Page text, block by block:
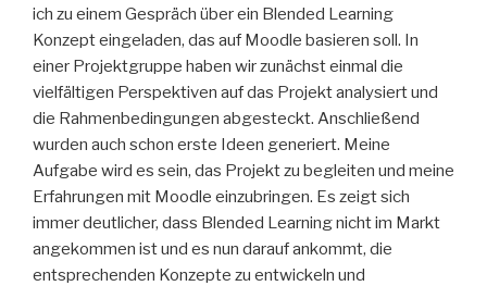
ich zu einem Gespräch über ein Blended Learning
Konzept eingeladen, das auf Moodle basieren soll. In
einer Projektgruppe haben wir zunächst einmal die
vielfältigen Perspektiven auf das Projekt analysiert und
die Rahmenbedingungen abgesteckt. Anschließend
wurden auch schon erste Ideen generiert. Meine
Aufgabe wird es sein, das Projekt zu begleiten und meine
Erfahrungen mit Moodle einzubringen. Es zeigt sich
immer deutlicher, dass Blended Learning nicht im Markt
angekommen ist und es nun darauf ankommt, die
entsprechenden Konzepte zu entwickeln und